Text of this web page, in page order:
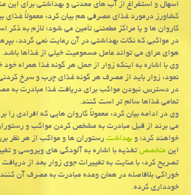
اسهال و استفراغ از آب های معدنی و بهداشتی برای این
كشاورز درمورد غذای مصرفی هم بیان كرد: معمولاً غذای
كاروان ها و یا مراكز مطمئنی تأمین می شود؛ لازم به ذكر
در مواكبی كه نكات بهداشتی در آن رعایت نمی گردد،
هوای عراق می تواند عامل مسمومیت خیلی از غذاها باشد.
وی با اشاره به اینكه زوار از حمل هر گونه غذا همراه خود
نمود: زوار باید از مصرف هر گونه غذای چرب و سرخ
در دسترس نبودن مواكب برای دریافت غذا مبادرت به
تمامی غذاها سالم تر است كنند.
وی در ادامه بیان كرد: معمولاً كاروان هایی كه افرادی را
می برند از قبل مبادرت به مشخص كردن مواكب و
خواهند كرد؛ وبهداشترستوران ها و مواكب از هر نظر
اینمتخصصتغذیه با اشاره به آلودگی های ویروسی و
تصریح كرد: با عنایت به تغییرات جوی زوار بعد از دریافت
خوراكی بلافاصله در همان وعده مبادرت به مصرف آن كنند
خودداری كرده.